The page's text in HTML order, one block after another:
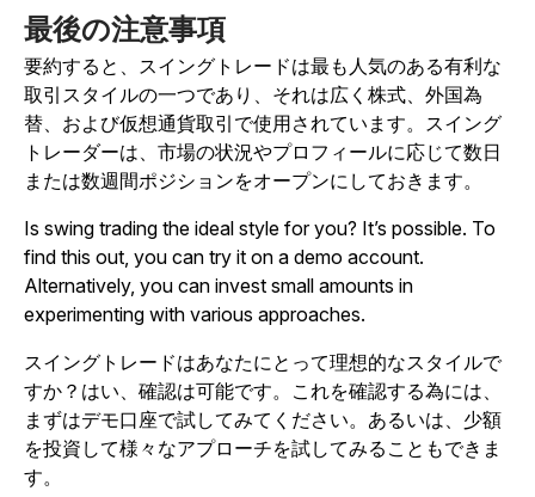
最後の注意事項
要約すると、スイングトレードは最も人気のある有利な
取引スタイルの一つであり、それは広く株式、外国為
替、および仮想通貨取引で使用されています。スイング
トレーダーは、市場の状況やプロフィールに応じて数日
または数週間ポジションをオープンにしておきます。
Is swing trading the ideal style for you? It’s possible. To
find this out, you can try it on a demo account.
Alternatively, you can invest small amounts in
experimenting with various approaches.
スイングトレードはあなたにとって理想的なスタイルで
すか？はい、確認は可能です。これを確認する為には、
まずはデモ口座で試してみてください。あるいは、少額
を投資して様々なアプローチを試してみることもできま
す。